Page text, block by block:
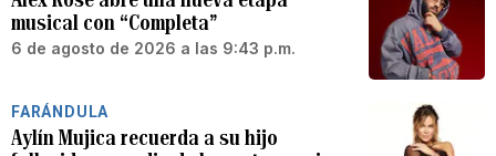
musical con “Completa”
6 de agosto de 2026 a las 9:43 p.m.
FARÁNDULA
Aylín Mujica recuerda a su hijo